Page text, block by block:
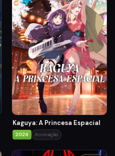
Kaguya: A Princesa Espacial
2026 Animação